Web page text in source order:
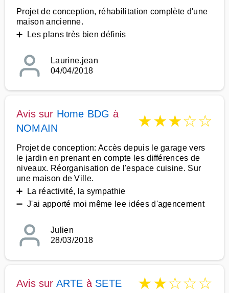
Projet de conception, réhabilitation complète d'une
maison ancienne.
➕ Les plans très bien définis
Laurine.jean
04/04/2018
Avis sur Home BDG à
NOMAIN
★★★☆☆
Projet de conception: Accès depuis le garage vers
le jardin en prenant en compte les différences de
niveaux. Réorganisation de l'espace cuisine. Sur
une maison de Ville.
➕ La réactivité, la sympathie
➖ J'ai apporté moi même lee idées d'agencement
Julien
28/03/2018
Avis sur ARTE à SETE ★★☆☆☆